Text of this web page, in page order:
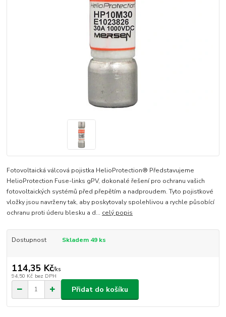
Fotovoltaická válcová pojistka HelioProtection® Představujeme
HelioProtection Fuse-links gPV, dokonalé řešení pro ochranu vašich
fotovoltaických systémů před přepětím a nadproudem. Tyto pojistkové
vložky jsou navrženy tak, aby poskytovaly spolehlivou a rychle působící
ochranu proti úderu blesku a d... celý popis
Dostupnost Skladem 49 ks
114,35 Kč/ks
94,50 Kč bez DPH
Přidat do košíku